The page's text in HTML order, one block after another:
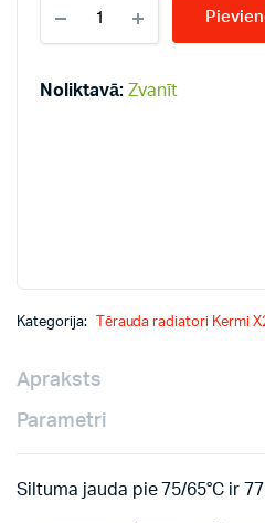
300*2300
quantity
Noliktavā: Zvanīt
Kategorija: Tērauda radiatori Kermi
Apraksts
Parametri
Siltuma jauda pie 75/65°C ir